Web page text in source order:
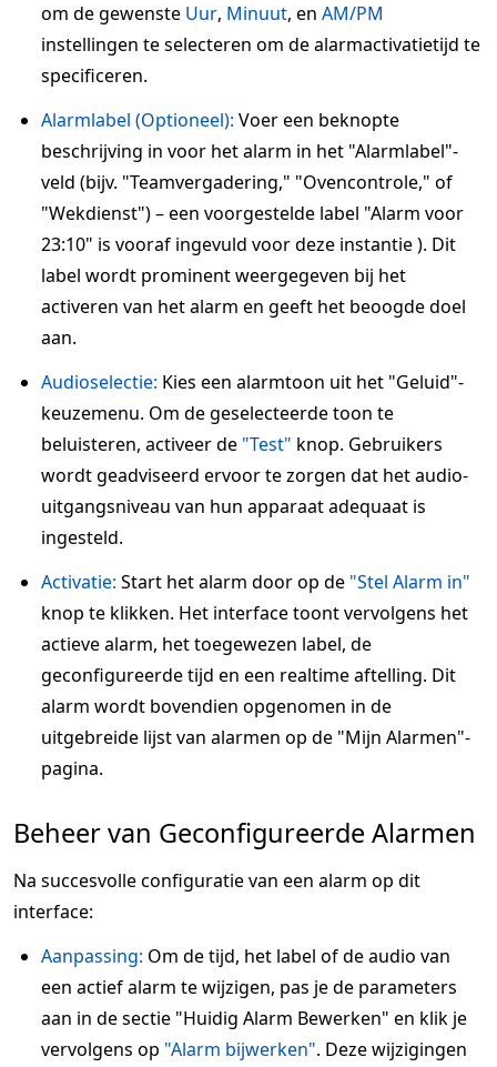
om de gewenste Uur, Minuut, en AM/PM
instellingen te selecteren om de alarmactivatietijd te
specificeren.
Alarmlabel (Optioneel): Voer een beknopte
beschrijving in voor het alarm in het "Alarmlabel"-
veld (bijv. "Teamvergadering," "Ovencontrole," of
"Wekdienst") – een voorgestelde label "Alarm voor
23:10" is vooraf ingevuld voor deze instantie ). Dit
label wordt prominent weergegeven bij het
activeren van het alarm en geeft het beoogde doel
aan.
Audioselectie: Kies een alarmtoon uit het "Geluid"-
keuzemenu. Om de geselecteerde toon te
beluisteren, activeer de "Test" knop. Gebruikers
wordt geadviseerd ervoor te zorgen dat het audio-
uitgangsniveau van hun apparaat adequaat is
ingesteld.
Activatie: Start het alarm door op de "Stel Alarm in"
knop te klikken. Het interface toont vervolgens het
actieve alarm, het toegewezen label, de
geconfigureerde tijd en een realtime aftelling. Dit
alarm wordt bovendien opgenomen in de
uitgebreide lijst van alarmen op de "Mijn Alarmen"-
pagina.
Beheer van Geconfigureerde Alarmen
Na succesvolle configuratie van een alarm op dit
interface:
Aanpassing: Om de tijd, het label of de audio van
een actief alarm te wijzigen, pas je de parameters
aan in de sectie "Huidig Alarm Bewerken" en klik je
vervolgens op "Alarm bijwerken". Deze wijzigingen